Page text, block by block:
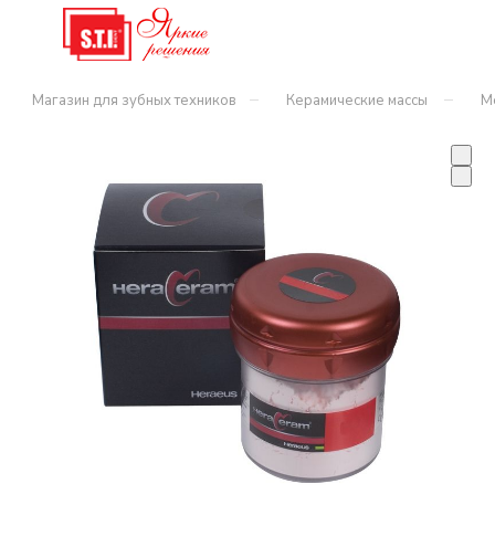
Магазин для зубных техников – Керамические массы –